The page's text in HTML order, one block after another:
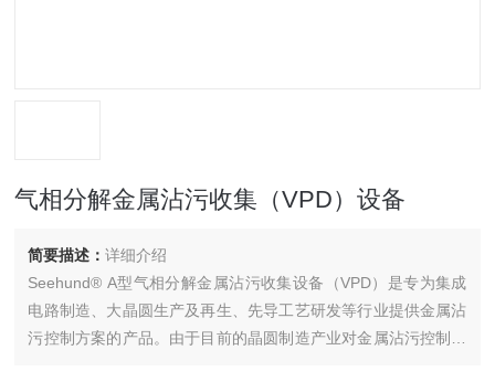
气相分解金属沾污收集（VPD）设备
简要描述：详细介绍
Seehund® A型气相分解金属沾污收集设备（VPD）是专为集成
电路制造、大晶圆生产及再生、先导工艺研发等行业提供金属沾
污控制方案的产品。由于目前的晶圆制造产业对金属沾污控制的